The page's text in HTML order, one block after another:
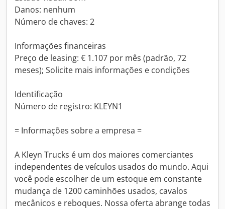
Danos: nenhum
Número de chaves: 2
Informações financeiras
Preço de leasing: € 1.107 por mês (padrão, 72
meses); Solicite mais informações e condições
Identificação
Número de registro: KLEYN1
= Informações sobre a empresa =
A Kleyn Trucks é um dos maiores comerciantes
independentes de veículos usados do mundo. Aqui
você pode escolher de um estoque em constante
mudança de 1200 caminhões usados, cavalos
mecânicos e reboques. Nossa oferta abrange todas